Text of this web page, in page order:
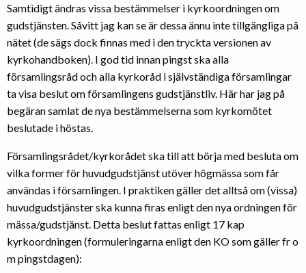
Samtidigt ändras vissa bestämmelser i kyrkoordningen om
gudstjänsten. Såvitt jag kan se är dessa ännu inte tillgängliga på
nätet (de sägs dock finnas med i den tryckta versionen av
kyrkohandboken). I god tid innan pingst ska alla
församlingsråd och alla kyrkoråd i självständiga församlingar
ta visa beslut om församlingens gudstjänstliv. Här har jag på
begäran samlat de nya bestämmelserna som kyrkomötet
beslutade i höstas.
Församlingsrådet/kyrkorådet ska till att börja med besluta om
vilka former för huvudgudstjänst utöver högmässa som får
användas i församlingen. I praktiken gäller det alltså om (vissa)
huvudgudstjänster ska kunna firas enligt den nya ordningen för
mässa/gudstjänst. Detta beslut fattas enligt 17 kap
kyrkoordningen (formuleringarna enligt den KO som gäller fr o
m pingstdagen):